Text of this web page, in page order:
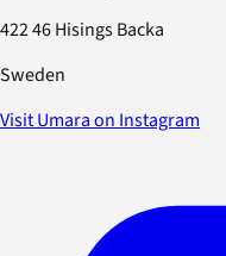
422 46 Hisings Backa
Sweden
Visit Umara on Instagram